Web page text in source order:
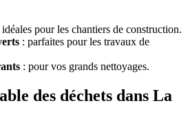
idéales pour les chantiers de construction.
: parfaites pour les travaux de
: pour vos grands nettoyages.
des déchets dans La